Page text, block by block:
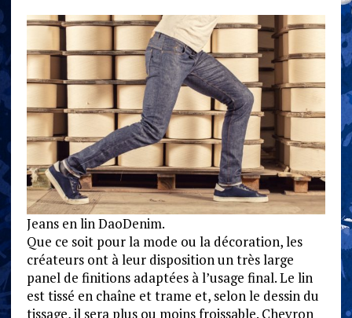
Jeans en lin DaoDenim.
Que ce soit pour la mode ou la décoration, les
créateurs ont à leur disposition un très large
panel de finitions adaptées à l’usage final. Le lin
est tissé en chaîne et trame et, selon le dessin du
tissage, il sera plus ou moins froissable. Chevron